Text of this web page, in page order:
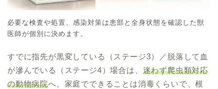
必要な検査や処置、感染対策は患部と全身状態を確認した獣
医師が個別に決めます。
すでに指先が黒変している（ステージ3）／脱落して血
が滲んでいる（ステージ4）場合は、 迷わず爬虫類対応
の動物病院へ。家庭でできることは消毒くらいで、根